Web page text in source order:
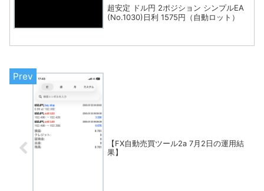
超安定 ドル円 2ポジション シンプルEA
(No.1030)日利 1575円（自動ロット）
【FX自動売買ツール2a 7月2日の運用結
果】